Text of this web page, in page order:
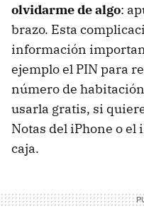
olvidarme de algo:
brazo. Esta
información
ejemplo el PIN para
número de
usarla gratis, si
Notas del iPhone o el
caja.